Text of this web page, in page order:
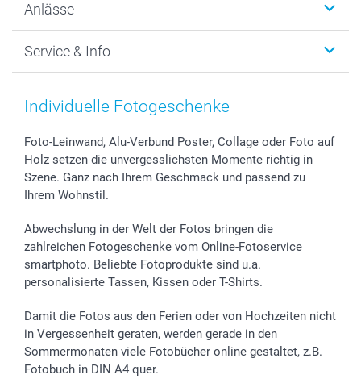
MyNameBook
Fotoabzüge, Fotos als Buch & Poster
Zubehör & Material
Sticker & Etiketten
Geschenk-Gutscheine (PDF)
Warum smartphoto
Datenschutz
AGB
Presse
Partnerprogramme
Investor Relations
Widerrufsrecht
Anlässe
Neujahr
Muttertag
Kommunion & Konfirmation
Hochzeit
Geburtstag
Zu allen Anlässen
Service & Info
Preise und Versandkosten
48h Lieferung
Zahlungsmöglichkeiten
Anmelden /Registrieren
Status der Bestellung
smartfriends
smartgarantie
smartbonus
Individuelle Fotogeschenke
Foto-Leinwand, Alu-Verbund Poster, Collage oder Foto auf
Holz setzen die unvergesslichsten Momente richtig in
Szene. Ganz nach Ihrem Geschmack und passend zu
Ihrem Wohnstil.
Abwechslung in der Welt der Fotos bringen die
zahlreichen Fotogeschenke vom Online-Fotoservice
smartphoto. Beliebte Fotoprodukte sind u.a.
personalisierte Tassen, Kissen oder T-Shirts.
Damit die Fotos aus den Ferien oder von Hochzeiten nicht
in Vergessenheit geraten, werden gerade in den
Sommermonaten viele Fotobücher online gestaltet, z.B.
Fotobuch in DIN A4 quer.